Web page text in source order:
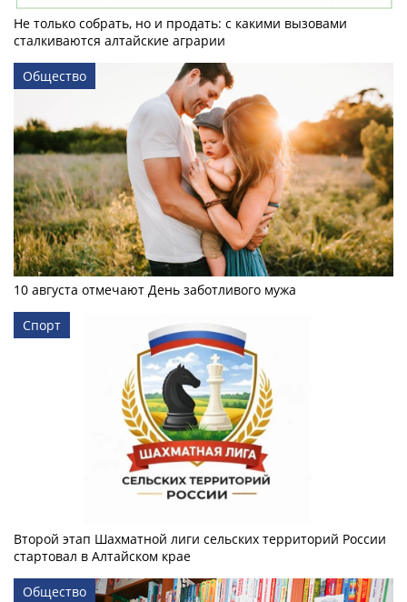
Не только собрать, но и продать: с какими вызовами
сталкиваются алтайские аграрии
Общество
10 августа отмечают День заботливого мужа
Спорт
Второй этап Шахматной лиги сельских территорий России
стартовал в Алтайском крае
Общество